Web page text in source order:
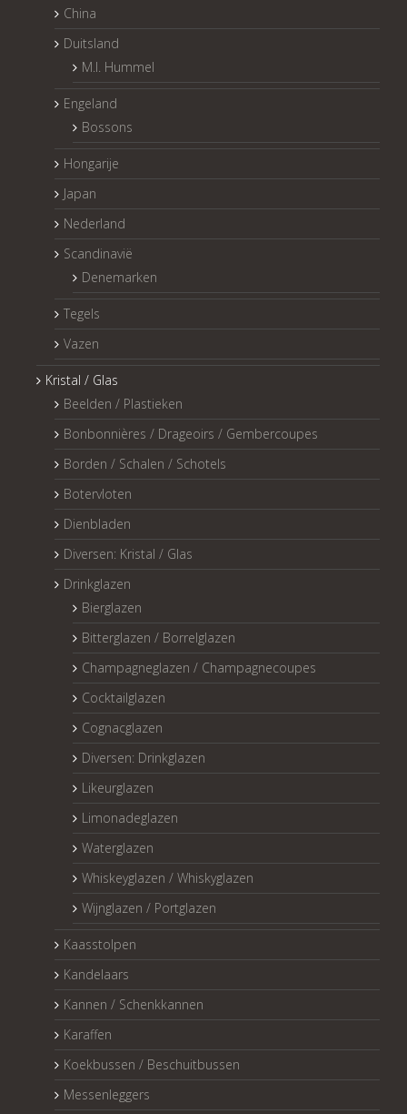
China
Duitsland
M.I. Hummel
Engeland
Bossons
Hongarije
Japan
Nederland
Scandinavië
Denemarken
Tegels
Vazen
Kristal / Glas
Beelden / Plastieken
Bonbonnières / Drageoirs / Gembercoupes
Borden / Schalen / Schotels
Botervloten
Dienbladen
Diversen: Kristal / Glas
Drinkglazen
Bierglazen
Bitterglazen / Borrelglazen
Champagneglazen / Champagnecoupes
Cocktailglazen
Cognacglazen
Diversen: Drinkglazen
Likeurglazen
Limonadeglazen
Waterglazen
Whiskeyglazen / Whiskyglazen
Wijnglazen / Portglazen
Kaasstolpen
Kandelaars
Kannen / Schenkkannen
Karaffen
Koekbussen / Beschuitbussen
Messenleggers